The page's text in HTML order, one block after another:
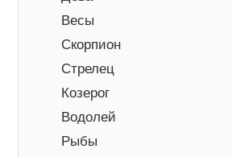
Весы
Скорпион
Стрелец
Козерог
Водолей
Рыбы